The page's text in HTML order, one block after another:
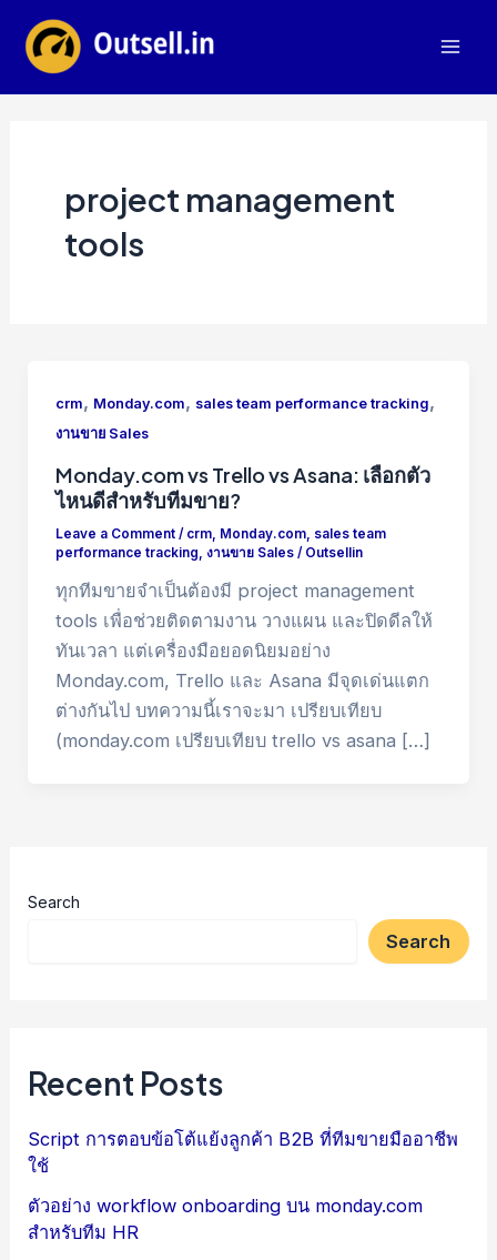
content
project management
tools
crm, Monday.com, sales team performance tracking,
งานขาย Sales
Monday.com vs Trello vs Asana: เลือกตัว
ไหนดีสำหรับทีมขาย?
Leave a Comment / crm, Monday.com, sales team
performance tracking, งานขาย Sales/ Outsellin
ทุกทีมขายจำเป็นต้องมี project management
tools เพื่อช่วยติดตามงาน วางแผน และปิดดีลให้
ทันเวลา แต่เครื่องมือยอดนิยมอย่าง
Monday.com, Trello และ Asana มีจุดเด่นแตก
ต่างกันไป บทความนี้เราจะมา เปรียบเทียบ
(monday.com เปรียบเทียบ trello vs asana […]
Search
Search
Recent Posts
Script การตอบข้อโต้แย้งลูกค้า B2B ที่ทีมขายมืออาชีพ
ใช้
ตัวอย่าง workflow onboarding บน monday.com
สำหรับทีม HR